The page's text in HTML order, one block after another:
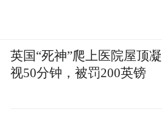
英国“死神”爬上医院屋顶凝
视50分钟，被罚200英镑